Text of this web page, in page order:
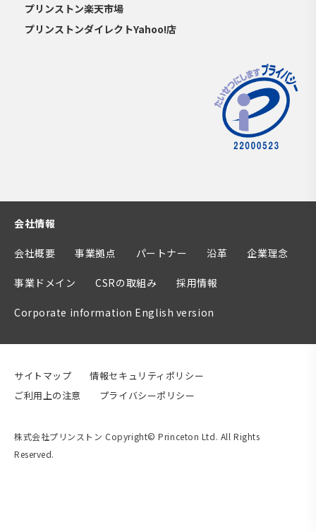
プリンストン楽天市場
プリンストンダイレクトYahoo!店
会社情報
会社概要 事業拠点 パートナー 沿革 企業理念
事業ドメイン CSRの取組み 採用情報
Corporate information English version
サイトマップ
情報セキュリティポリシー
ご利用上の注意
プライバシーポリシー
株式会社プリンストン Copyright© Princeton Ltd. All Rights
Reserved.